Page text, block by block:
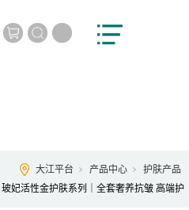
大江平台 产品中心 护肤产品